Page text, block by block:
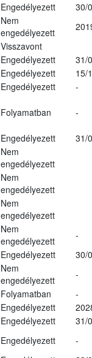
Engedélyezett
30/
Nem
engedélyezett
Visszavont
Engedélyezett
31/
Engedélyezett
15/
Engedélyezett
-
Folyamatban -
Engedélyezett
31/
Nem
engedélyezett
Nem
engedélyezett
Nem
engedélyezett
Nem
engedélyezett
-
Engedélyezett
30/
Nem
engedélyezett
-
Folyamatban
-
Engedélyezett
Engedélyezett
31/
Engedélyezett
-